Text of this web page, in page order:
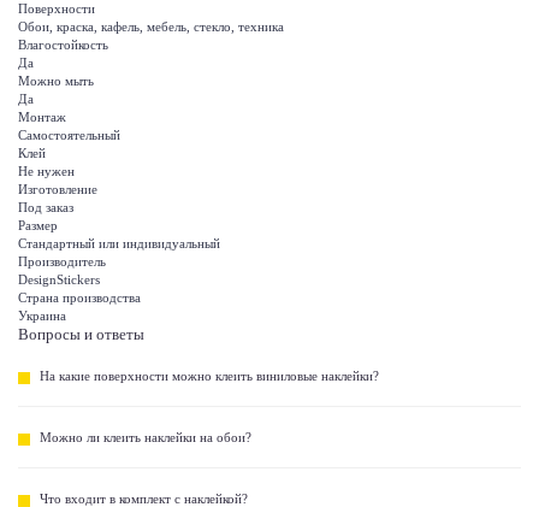
Поверхности
Обои, краска, кафель, мебель, стекло, техника
Влагостойкость
Да
Можно мыть
Да
Монтаж
Самостоятельный
Клей
Не нужен
Изготовление
Под заказ
Размер
Стандартный или индивидуальный
Производитель
DesignStickers
Страна производства
Украина
Вопросы и ответы
На какие поверхности можно клеить виниловые наклейки?
Можно ли клеить наклейки на обои?
Что входит в комплект с наклейкой?